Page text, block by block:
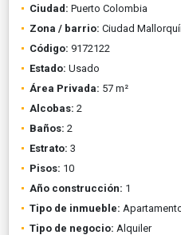
Ciudad: Puerto Colombia
Zona / barrio: Ciudad
Código: 9172122
Estado: Usado
Área Privada: 57 m²
Alcobas: 2
Baños: 2
Estrato: 3
Pisos: 10
Año construcción: 1
Tipo de inmueble:
Tipo de negocio: Alquiler